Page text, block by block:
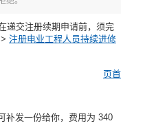
递交注册续期申请前，须完
> 注册电业工程人员持续进修
页首
补发一份给你，费用为 340